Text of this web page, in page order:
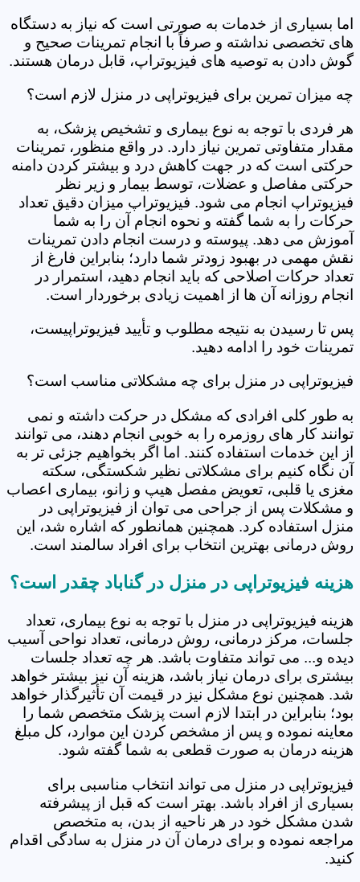
اما بسیاری از خدمات به صورتی است که نیاز به دستگاه
های تخصصی نداشته و صرفاً با انجام تمرینات صحیح و
گوش دادن به توصیه های فیزیوتراپ، قابل درمان هستند.
چه میزان تمرین برای فیزیوتراپی در منزل لازم است؟
هر فردی با توجه به نوع بیماری و تشخیص پزشک، به
مقدار متفاوتی تمرین نیاز دارد. در واقع منظور، تمرینات
حرکتی است که در جهت کاهش درد و بیشتر کردن دامنه
حرکتی مفاصل و عضلات، توسط بیمار و زیر نظر
فیزیوتراپ انجام می شود. فیزیوتراپ میزان دقیق تعداد
حرکات را به شما گفته و نحوه انجام آن را به شما
آموزش می دهد. پیوسته و درست انجام دادن تمرینات
نقش مهمی در بهبود زودتر شما دارد؛ بنابراین فارغ از
تعداد حرکات اصلاحی که باید انجام دهید، استمرار در
انجام روزانه آن ها از اهمیت زیادی برخوردار است.
پس تا رسیدن به نتیجه مطلوب و تأیید فیزیوتراپیست،
تمرینات خود را ادامه دهید.
فیزیوتراپی در منزل برای چه مشکلاتی مناسب است؟
به طور کلی افرادی که مشکل در حرکت داشته و نمی
توانند کار های روزمره را به خوبی انجام دهند، می توانند
از این خدمات استفاده کنند. اما اگر بخواهیم جزئی تر به
آن نگاه کنیم برای مشکلاتی نظیر شکستگی، سکته
مغزی یا قلبی، تعویض مفصل هیپ و زانو، بیماری اعصاب
و مشکلات پس از جراحی می توان از فیزیوتراپی در
منزل استفاده کرد. همچنین همانطور که اشاره شد، این
روش درمانی بهترین انتخاب برای افراد سالمند است.
هزینه فیزیوتراپی در منزل در گناباد چقدر است؟
هزینه فیزیوتراپی در منزل با توجه به نوع بیماری، تعداد
جلسات، مرکز درمانی، روش درمانی، تعداد نواحی آسیب
دیده و... می تواند متفاوت باشد. هر چه تعداد جلسات
بیشتری برای درمان نیاز باشد، هزینه آن نیز بیشتر خواهد
شد. همچنین نوع مشکل نیز در قیمت آن تأثیرگذار خواهد
بود؛ بنابراین در ابتدا لازم است پزشک متخصص شما را
معاینه نموده و پس از مشخص کردن این موارد، کل مبلغ
هزینه درمان به صورت قطعی به شما گفته شود.
فیزیوتراپی در منزل می تواند انتخاب مناسبی برای
بسیاری از افراد باشد. بهتر است که قبل از پیشرفته
شدن مشکل خود در هر ناحیه از بدن، به متخصص
مراجعه نموده و برای درمان آن در منزل به سادگی اقدام
کنید.